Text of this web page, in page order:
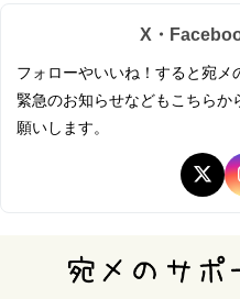
X・
フォローやいいね！すると宛メ
緊急のお知らせなどもこちらか
願いします。